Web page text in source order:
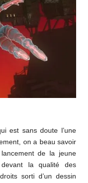
est sans doute l’une
on a beau savoir
de la jeune
la qualité des
sorti d’un dessin